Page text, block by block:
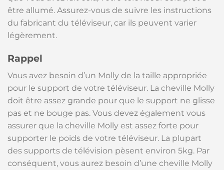
être allumé. Assurez-vous de suivre les instructions
du fabricant du téléviseur, car ils peuvent varier
légèrement.
Rappel
Vous avez besoin d’un Molly de la taille appropriée
pour le support de votre téléviseur. La cheville Molly
doit être assez grande pour que le support ne glisse
pas et ne bouge pas. Vous devez également vous
assurer que la cheville Molly est assez forte pour
supporter le poids de votre téléviseur. La plupart
des supports de télévision pèsent environ 5kg. Par
conséquent, vous aurez besoin d’une cheville Molly